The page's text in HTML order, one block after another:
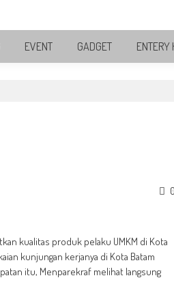
EVENT GADGET ENTERY
0
kualitas produk pelaku UMKM di Kota
kunjungan kerjanya di Kota Batam
itu, Menparekraf melihat langsung